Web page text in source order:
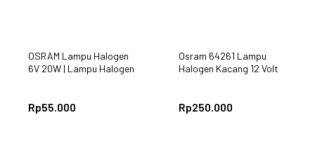
OSRAM Lampu Halogen
6V 20W | Lampu Halogen
Rp55.000
Osram 64261 Lampu
Halogen Kacang 12 Volt
Rp250.000